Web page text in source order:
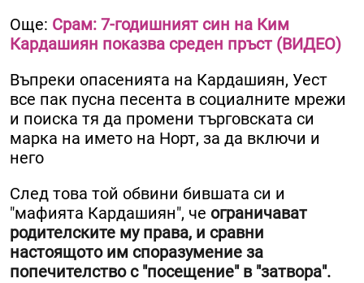
Още: Срам: 7-годишният син на Ким
Кардашиян показва среден пръст (ВИДЕО)
Въпреки опасенията на Кардашиян, Уест
все пак пусна песента в социалните мрежи
и поиска тя да промени търговската си
марка на името на Норт, за да включи и
него
След това той обвини бившата си и
"мафията Кардашиян", че ограничават
родителските му права, и сравни
настоящото им споразумение за
попечителство с "посещение" в "затвора".